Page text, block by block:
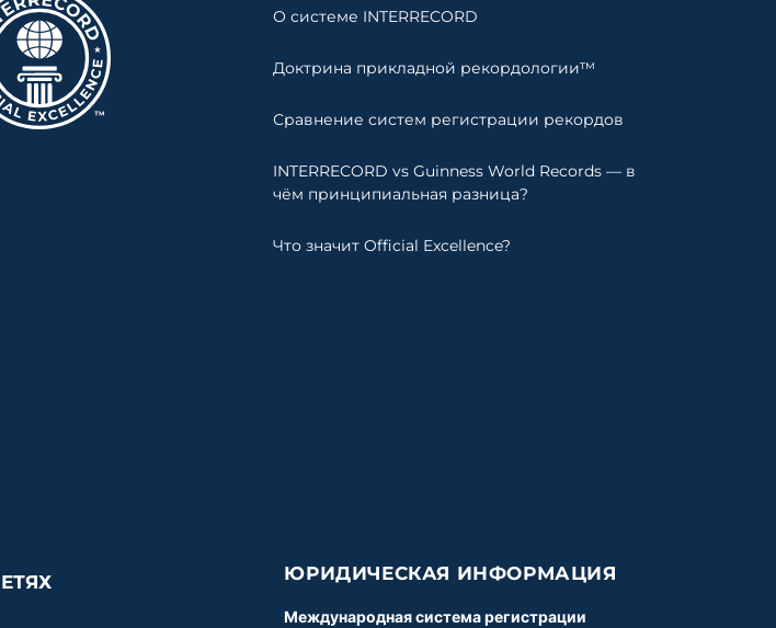
О системе INTERRECORD
Доктрина прикладной рекордологии™
Сравнение систем регистрации рекордов
INTERRECORD vs Guinness World Records — в
чём принципиальная разница?
Что значит Official Excellence?
ЮРИДИЧЕСКАЯ ИНФОРМАЦИЯ
Международная система регистрации